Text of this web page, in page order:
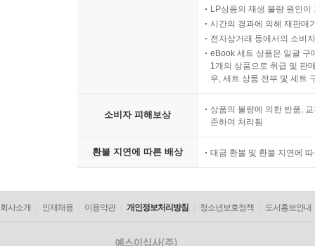
LP상품의 재생 불량 원인
시간의 경과에 의해 재판매
전자상거래 등에서의 소비
eBook 세트 상품은 일괄 구
1개의 상품으로 취급 및 판
우, 세트 상품 전부 및 세트
소비자 피해보상
상품의 불량에 의한 반품,
준하여 처리됨
환불 지연에 따른 배상 대금 환불 및 환불 지연에
회사소개 인재채용 이용약관 개인정보처리방침 청소년보호정책 도서홍보안내